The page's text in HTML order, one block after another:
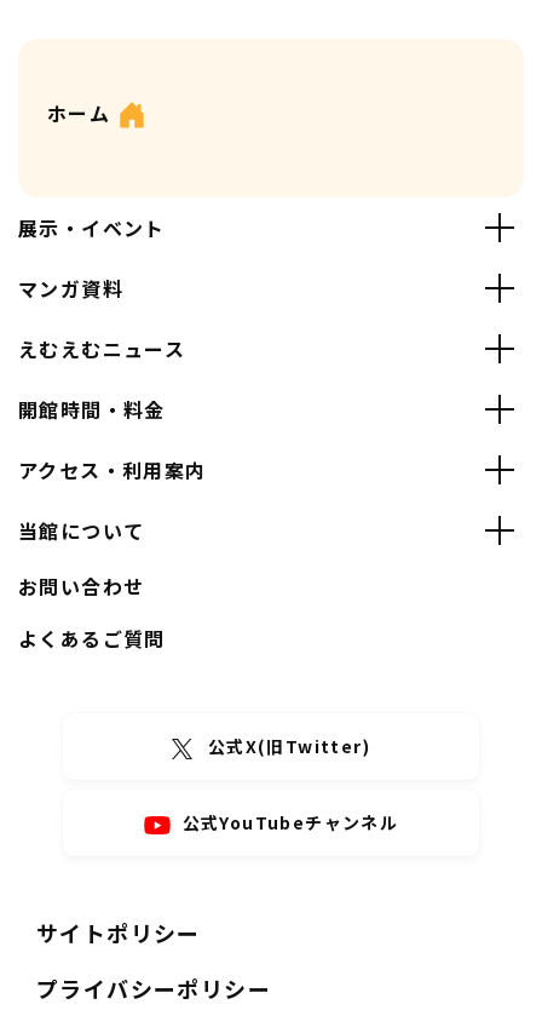
ホーム
展示・イベント
マンガ資料
えむえむニュース
開館時間・料金
アクセス・利用案内
当館について
お問い合わせ
よくあるご質問
公式X(旧Twitter)
公式YouTubeチャンネル
サイトポリシー
プライバシーポリシー